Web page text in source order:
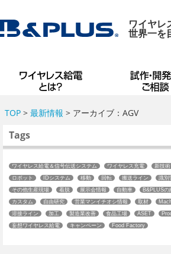
ワイヤレ
世界一を
TOP> 最新情報 > アーカイブ：AGV
Tags
ワイヤレス給電＆信号伝送システム ワイヤレス充電 新技術
ロボット
IDシステム 移動 回転 搬送ライン 識別
その他生産現場
着脱 展示会情報 自動車 B&PLUSの
カスタム
自由研究 営業マンイチオシ情報 取材
溶接ライン
加工 製造業改善 食品工場 ASET
妄想ワイヤレス給電
キャンペーン Food Factory